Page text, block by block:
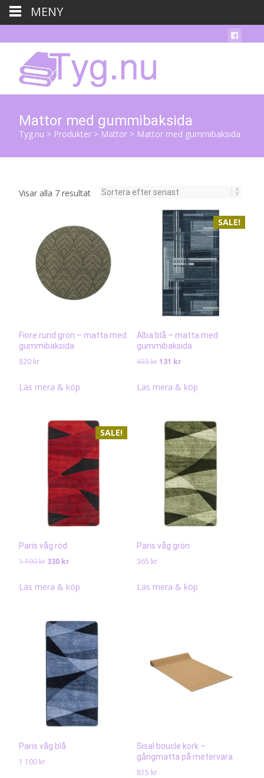
Mattor med gummibaksida
Tyg.nu > Produkter > Mattor > Mattor med gummibaksida
Visar alla 7 resultatSortera
Fiore rund grön – matta med
gummibaksida
820 kr
Läs mera & köp
SALE!
Alba blå – matta med
gummibaksida
435kr Det
priset
131 krDet
priset
Läs mera & köp
SALE!
Paris våg röd
1 100kr Det
priset
100 kr.
330 kr
priset
Läs mera & köp
Paris våg grön
365 kr
Läs mera & köp
Paris våg blå
1 100 kr
Sisal boucle kork –
gångmatta på metervara
815 kr
MENY